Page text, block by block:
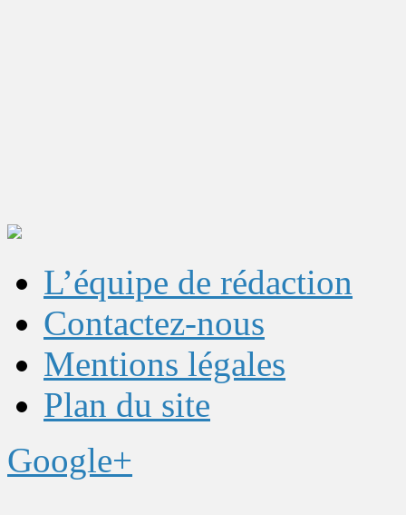
L’équipe de rédaction
Contactez-nous
Mentions légales
Plan du site
Google+